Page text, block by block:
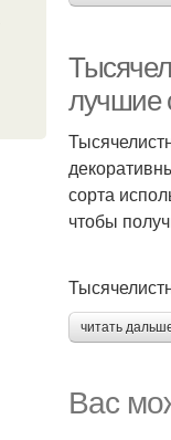
лучшие
сорта
чтобы
читать
Вас